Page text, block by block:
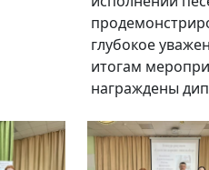
глубокое
итогам
награждены